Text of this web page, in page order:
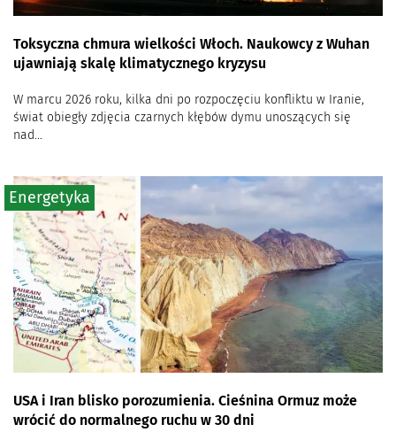
Toksyczna chmura wielkości Włoch. Naukowcy z Wuhan
ujawniają skalę klimatycznego kryzysu
W marcu 2026 roku, kilka dni po rozpoczęciu konfliktu w Iranie,
świat obiegły zdjęcia czarnych kłębów dymu unoszących się
nad...
USA i Iran blisko porozumienia. Cieśnina Ormuz może
wrócić do normalnego ruchu w 30 dni
Energetyka